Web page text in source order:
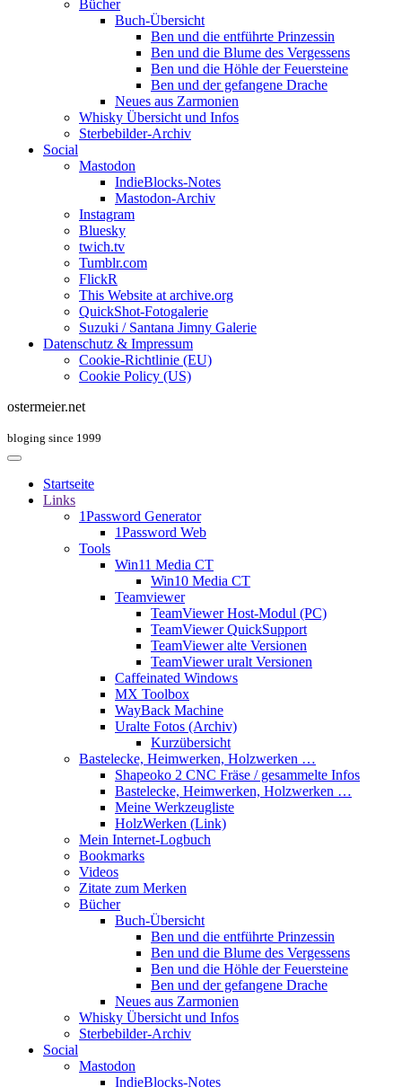
Bücher
Buch-Übersicht
Ben und die entführte Prinzessin
Ben und die Blume des Vergessens
Ben und die Höhle der Feuersteine
Ben und der gefangene Drache
Neues aus Zarmonien
Whisky Übersicht und Infos
Sterbebilder-Archiv
Social
Mastodon
IndieBlocks-Notes
Mastodon-Archiv
Instagram
Bluesky
twich.tv
Tumblr.com
FlickR
This Website at archive.org
QuickShot-Fotogalerie
Suzuki / Santana Jimny Galerie
Datenschutz & Impressum
Cookie-Richtlinie (EU)
Cookie Policy (US)
ostermeier.net
bloging since 1999
Startseite
Links
1Password Generator
1Password Web
Tools
Win11 Media CT
Win10 Media CT
Teamviewer
TeamViewer Host-Modul (PC)
TeamViewer QuickSupport
TeamViewer alte Versionen
TeamViewer uralt Versionen
Caffeinated Windows
MX Toolbox
WayBack Machine
Uralte Fotos (Archiv)
Kurzübersicht
Bastelecke, Heimwerken, Holzwerken …
Shapeoko 2 CNC Fräse / gesammelte Infos
Bastelecke, Heimwerken, Holzwerken …
Meine Werkzeugliste
HolzWerken (Link)
Mein Internet-Logbuch
Bookmarks
Videos
Zitate zum Merken
Bücher
Buch-Übersicht
Ben und die entführte Prinzessin
Ben und die Blume des Vergessens
Ben und die Höhle der Feuersteine
Ben und der gefangene Drache
Neues aus Zarmonien
Whisky Übersicht und Infos
Sterbebilder-Archiv
Social
Mastodon
IndieBlocks-Notes